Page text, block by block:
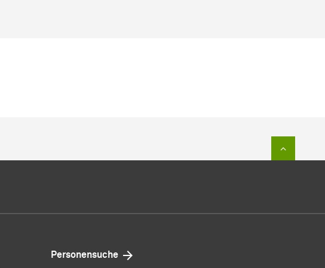
Personensuche